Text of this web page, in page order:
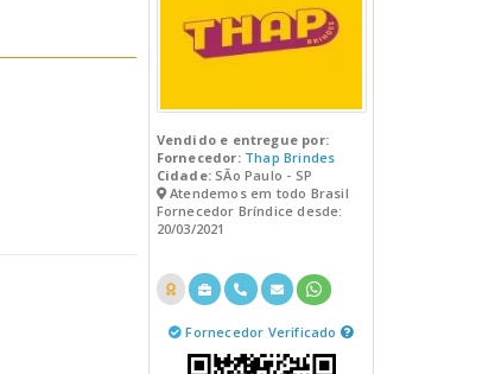
Vendido e entregue por:
Fornecedor: Thap Brindes
Cidade:SÃo Paulo - SP
Atendemos em todo Brasil
Fornecedor Bríndice desde:
20/03/2021
Fornecedor Verificado